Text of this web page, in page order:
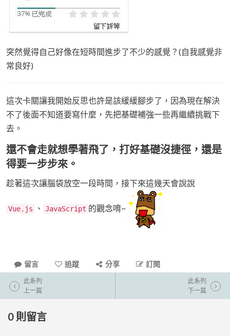
突然覺得自己好像在短時間進步了不少的感覺？(自我感覺非
常良好)
這次卡關讓我開始反思也許是該緩緩腳步了，因為現在解決
不了後面不知道要寫什麼，先把基礎補強一些再繼續挑戰下
去。
還不會走就想學著飛了，打好基礎沒捷徑，還是
得要一步步來。
趁著這次讓腦袋放空一段時間，接下來這幾天會說說
Vue.js 、 JavaScript 的觀念唷~
留言 追蹤 分享 訂閱
此系列
上一篇
此系列
下一篇
0 則留言